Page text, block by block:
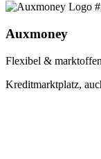
Auxmoney
Flexibel & marktoffen
Kreditmarktplatz,